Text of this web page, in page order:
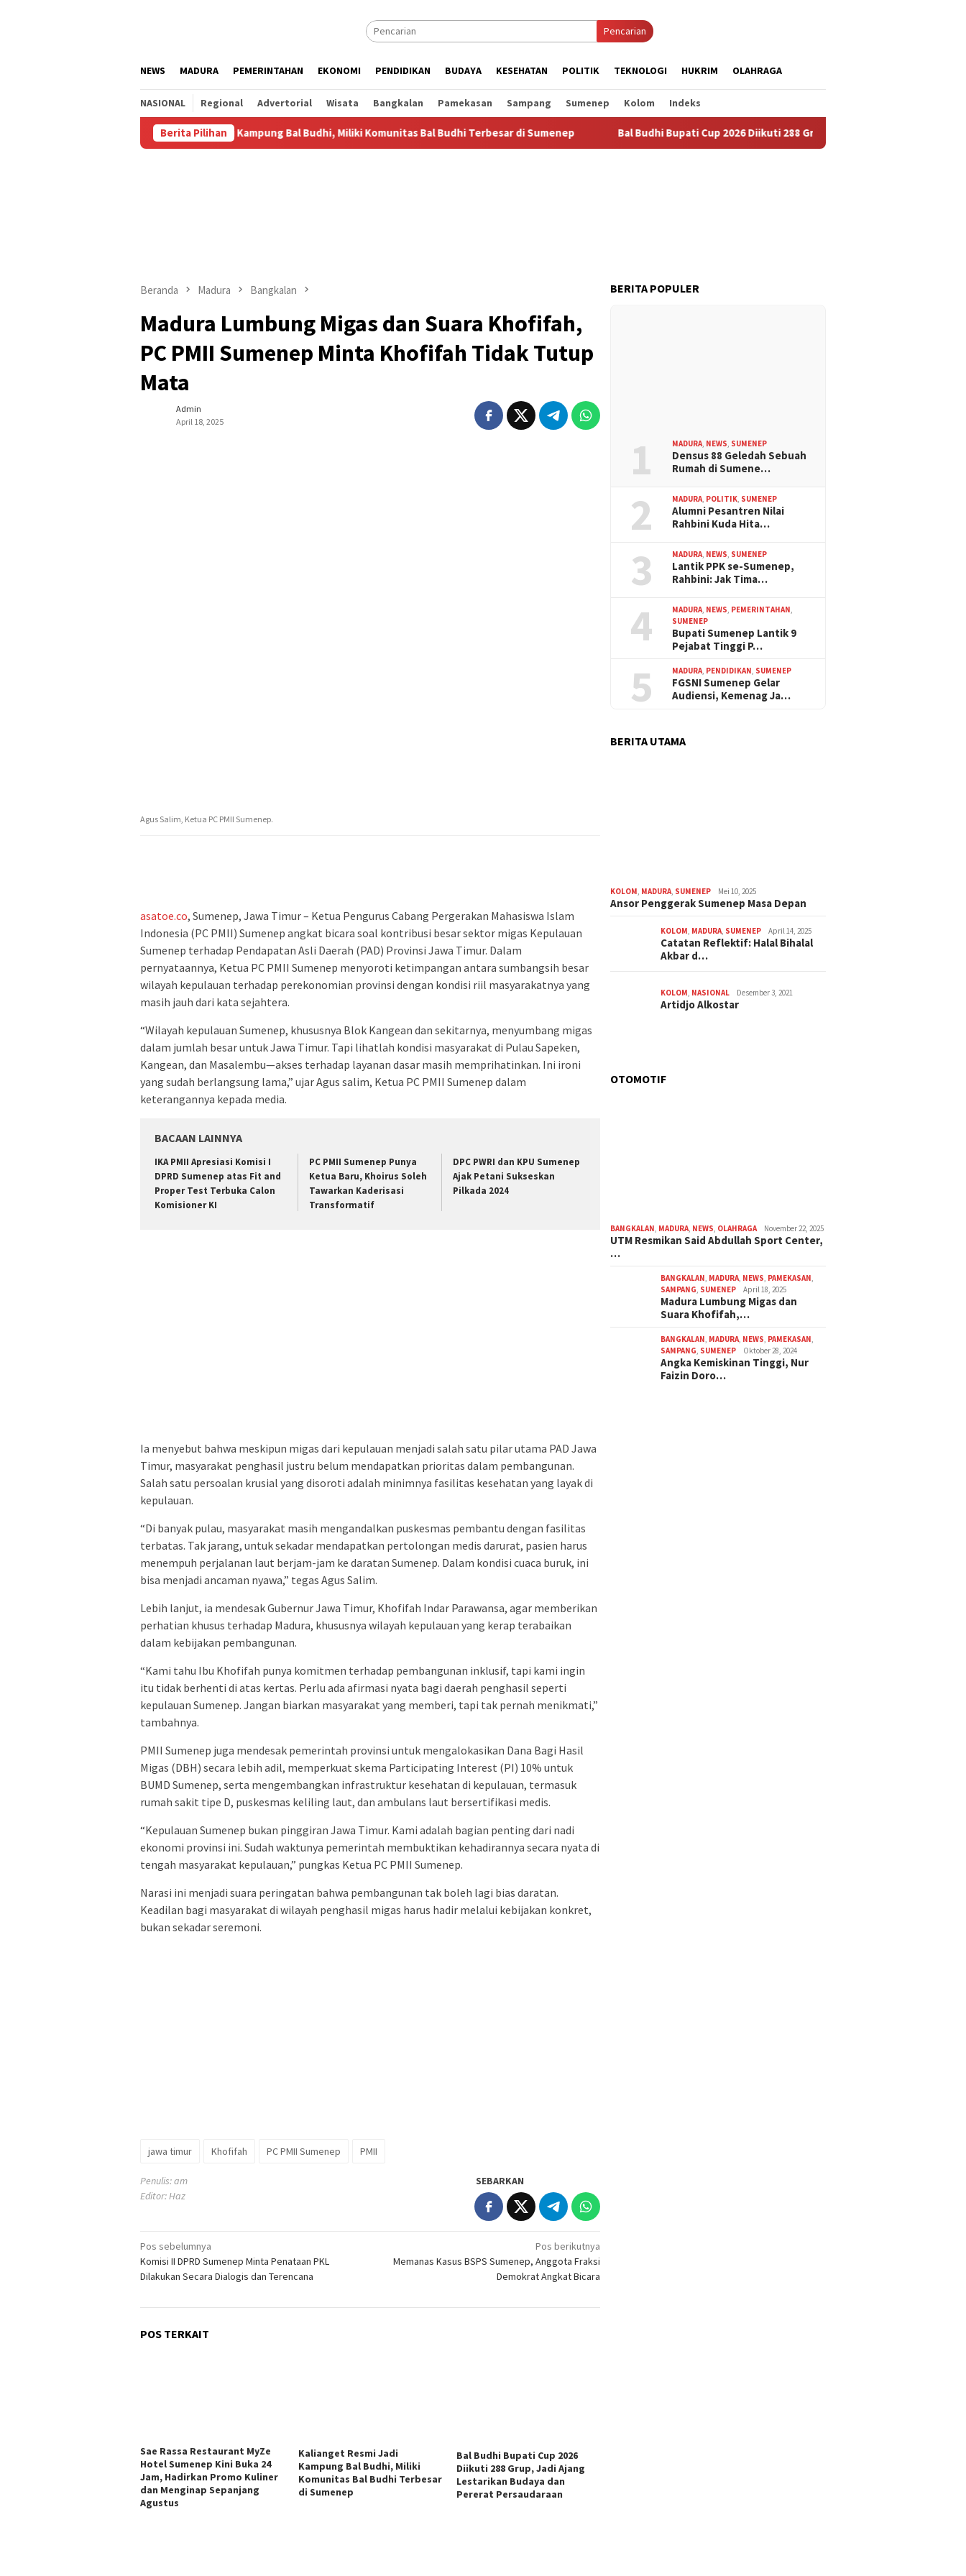
Pencarian
NEWS MADURA PEMERINTAHAN EKONOMI PENDIDIKAN BUDAYA KESEHATAN POLITIK TEKNOLOGI HUKRIM OLAHRAGA
NASIONAL Regional Advertorial Wisata Bangkalan Pamekasan Sampang Sumenep Kolom Indeks
Berita Pilihan
Kalianget Resmi Jadi Kampung Bal Budhi, Miliki Komunitas Bal Budhi Terbesar di Sumenep Bal Budhi Bupati Cup 2026 Diikuti 288 Grup, Jadi Ajang Lestarikan Budaya dan Pererat
Beranda Madura Bangkalan
Madura Lumbung Migas dan Suara Khofifah,
PC PMII Sumenep Minta Khofifah Tidak Tutup
Mata
Admin
April 18, 2025
Agus Salim, Ketua PC PMII Sumenep.
asatoe.co, Sumenep, Jawa Timur – Ketua Pengurus Cabang Pergerakan Mahasiswa Islam
Indonesia (PC PMII) Sumenep angkat bicara soal kontribusi besar sektor migas Kepulauan
Sumenep terhadap Pendapatan Asli Daerah (PAD) Provinsi Jawa Timur. Dalam
pernyataannya, Ketua PC PMII Sumenep menyoroti ketimpangan antara sumbangsih besar
wilayah kepulauan terhadap perekonomian provinsi dengan kondisi riil masyarakatnya yang
masih jauh dari kata sejahtera.
“Wilayah kepulauan Sumenep, khususnya Blok Kangean dan sekitarnya, menyumbang migas
dalam jumlah besar untuk Jawa Timur. Tapi lihatlah kondisi masyarakat di Pulau Sapeken,
Kangean, dan Masalembu—akses terhadap layanan dasar masih memprihatinkan. Ini ironi
yang sudah berlangsung lama,” ujar Agus salim, Ketua PC PMII Sumenep dalam
keterangannya kepada media.
BACAAN LAINNYA
IKA PMII Apresiasi Komisi I
DPRD Sumenep atas Fit and
Proper Test Terbuka Calon
Komisioner KI
PC PMII Sumenep Punya
Ketua Baru, Khoirus Soleh
Tawarkan Kaderisasi
Transformatif
DPC PWRI dan KPU Sumenep
Ajak Petani Sukseskan
Pilkada 2024
Ia menyebut bahwa meskipun migas dari kepulauan menjadi salah satu pilar utama PAD Jawa
Timur, masyarakat penghasil justru belum mendapatkan prioritas dalam pembangunan.
Salah satu persoalan krusial yang disoroti adalah minimnya fasilitas kesehatan yang layak di
kepulauan.
“Di banyak pulau, masyarakat masih mengandalkan puskesmas pembantu dengan fasilitas
terbatas. Tak jarang, untuk sekadar mendapatkan pertolongan medis darurat, pasien harus
menempuh perjalanan laut berjam-jam ke daratan Sumenep. Dalam kondisi cuaca buruk, ini
bisa menjadi ancaman nyawa,” tegas Agus Salim.
Lebih lanjut, ia mendesak Gubernur Jawa Timur, Khofifah Indar Parawansa, agar memberikan
perhatian khusus terhadap Madura, khususnya wilayah kepulauan yang kerap terabaikan
dalam kebijakan pembangunan.
“Kami tahu Ibu Khofifah punya komitmen terhadap pembangunan inklusif, tapi kami ingin
itu tidak berhenti di atas kertas. Perlu ada afirmasi nyata bagi daerah penghasil seperti
kepulauan Sumenep. Jangan biarkan masyarakat yang memberi, tapi tak pernah menikmati,”
tambahnya.
PMII Sumenep juga mendesak pemerintah provinsi untuk mengalokasikan Dana Bagi Hasil
Migas (DBH) secara lebih adil, memperkuat skema Participating Interest (PI) 10% untuk
BUMD Sumenep, serta mengembangkan infrastruktur kesehatan di kepulauan, termasuk
rumah sakit tipe D, puskesmas keliling laut, dan ambulans laut bersertifikasi medis.
“Kepulauan Sumenep bukan pinggiran Jawa Timur. Kami adalah bagian penting dari nadi
ekonomi provinsi ini. Sudah waktunya pemerintah membuktikan kehadirannya secara nyata di
tengah masyarakat kepulauan,” pungkas Ketua PC PMII Sumenep.
Narasi ini menjadi suara peringatan bahwa pembangunan tak boleh lagi bias daratan.
Keadilan bagi masyarakat di wilayah penghasil migas harus hadir melalui kebijakan konkret,
bukan sekadar seremoni.
jawa timur Khofifah PC PMII Sumenep PMII
Penulis: am
Editor: Haz
SEBARKAN
Navigasi
pos
Pos sebelumnya
Komisi II DPRD Sumenep Minta Penataan PKL
Dilakukan Secara Dialogis dan Terencana
Pos berikutnya
Memanas Kasus BSPS Sumenep, Anggota Fraksi
Demokrat Angkat Bicara
POS TERKAIT
Sae Rassa Restaurant MyZe
Hotel Sumenep Kini Buka 24
Jam, Hadirkan Promo Kuliner
dan Menginap Sepanjang
Agustus
Kalianget Resmi Jadi
Kampung Bal Budhi, Miliki
Komunitas Bal Budhi Terbesar
di Sumenep
Bal Budhi Bupati Cup 2026
Diikuti 288 Grup, Jadi Ajang
Lestarikan Budaya dan
Pererat Persaudaraan
BERITA POPULER
1 MADURA NEWS SUMENEP
Densus 88 Geledah Sebuah
Rumah di Sumene…
2 MADURA POLITIK SUMENEP
Alumni Pesantren Nilai
Rahbini Kuda Hita…
3 MADURA NEWS SUMENEP
Lantik PPK se-Sumenep,
Rahbini: Jak Tima…
4 MADURA NEWS PEMERINTAHAN
SUMENEP
Bupati Sumenep Lantik 9
Pejabat Tinggi P…
5 MADURA PENDIDIKAN SUMENEP
FGSNI Sumenep Gelar
Audiensi, Kemenag Ja…
BERITA UTAMA
KOLOM MADURA SUMENEP Mei 10, 2025
Ansor Penggerak Sumenep Masa Depan
KOLOM MADURA SUMENEP April 14, 2025
Catatan Reflektif: Halal Bihalal
Akbar d…
KOLOM NASIONAL Desember 3, 2021
Artidjo Alkostar
OTOMOTIF
BANGKALAN, MADURA, NEWS, OLAHRAGA November 22, 2025
UTM Resmikan Said Abdullah Sport Center,
…
BANGKALAN, MADURA, NEWS, PAMEKASAN,
SAMPANG, SUMENEP April 18, 2025
Madura Lumbung Migas dan
Suara Khofifah,…
BANGKALAN, MADURA, NEWS, PAMEKASAN,
SAMPANG, SUMENEP Oktober 28, 2024
Angka Kemiskinan Tinggi, Nur
Faizin Doro…